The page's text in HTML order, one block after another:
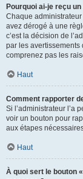
Pourquoi ai-je reçu
Chaque
avez dérogé à une
c’est la décision de
par les avertissements
comprenez pas les
Haut
Comment rapporter
Si l’administrateur l’a
voir un bouton pour
aux étapes
Haut
À quoi sert le bouton